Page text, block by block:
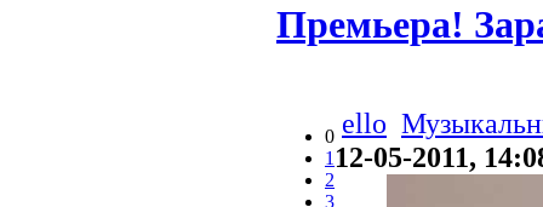
Премьера!
0
1
2
3
ello
12-05-2011,